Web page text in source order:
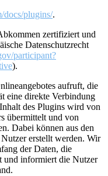
docs/plugins/.
zertifiziert und
Datenschutzrecht
participant?
).
aufruft, die
eine direkte Verbindung
des Plugins wird von
übermittelt und von
Dabei können aus den
erstellt werden. Wir
der Daten, die
und informiert die Nutzer